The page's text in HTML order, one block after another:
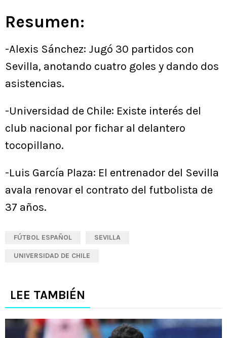
Resumen:
-Alexis Sánchez: Jugó 30 partidos con
Sevilla, anotando cuatro goles y dando dos
asistencias.
-Universidad de Chile: Existe interés del
club nacional por fichar al delantero
tocopillano.
-Luis García Plaza: El entrenador del Sevilla
avala renovar el contrato del futbolista de
37 años.
FÚTBOL ESPAÑOL SEVILLA
UNIVERSIDAD DE CHILE
LEE TAMBIÉN